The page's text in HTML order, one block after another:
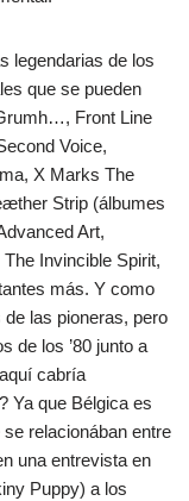
legendarias de los
que se pueden
Front Line
Voice,
X Marks The
Strip (álbumes
Art,
Invincible Spirit,
más. Y como
las pioneras, pero
de los ’80 junto a
cabría
Ya que Bélgica es
relacionában entre
una entrevista en
Puppy) a los